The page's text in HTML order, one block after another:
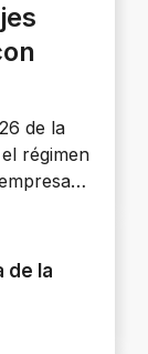
de la
régimen
la
cáncer
de la